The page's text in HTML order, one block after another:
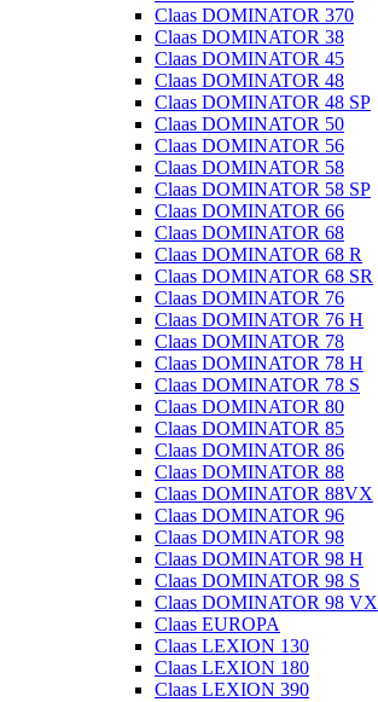
Claas DOMINATOR 370
Claas DOMINATOR 38
Claas DOMINATOR 45
Claas DOMINATOR 48
Claas DOMINATOR 48 SP
Claas DOMINATOR 50
Claas DOMINATOR 56
Claas DOMINATOR 58
Claas DOMINATOR 58 SP
Claas DOMINATOR 66
Claas DOMINATOR 68
Claas DOMINATOR 68 R
Claas DOMINATOR 68 SR
Claas DOMINATOR 76
Claas DOMINATOR 76 H
Claas DOMINATOR 78
Claas DOMINATOR 78 H
Claas DOMINATOR 78 S
Claas DOMINATOR 80
Claas DOMINATOR 85
Claas DOMINATOR 86
Claas DOMINATOR 88
Claas DOMINATOR 88VX
Claas DOMINATOR 96
Claas DOMINATOR 98
Claas DOMINATOR 98 H
Claas DOMINATOR 98 S
Claas DOMINATOR 98 VX
Claas EUROPA
Claas LEXION 130
Claas LEXION 180
Claas LEXION 390